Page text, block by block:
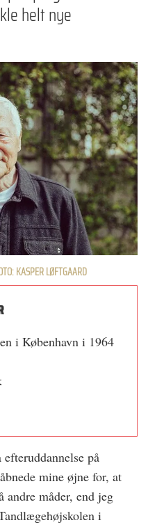
helt nye
KASPER LØFTGAARD
i København i 1964
på
mine øjne for, at
andre måder, end jeg
i